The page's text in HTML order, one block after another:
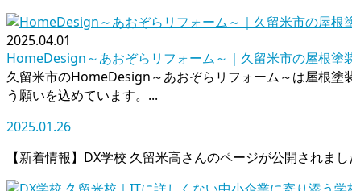
2025.04.01
HomeDesign～あおぞらリフォーム～｜久留米市の屋根塗
久留米市のHomeDesign～あおぞらリフォーム～は屋根塗
う願いを込めています。...
2025.01.26
【新着情報】DX学校 久留米高さんのページが公開されま